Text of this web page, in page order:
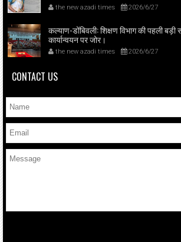
the new azadi times 2026/6/27
कल्याण-डोंबिवली: शिक्षण विभाग की पहली बड़ी
कार्यान्वयन पर जोर।
the new azadi times 2026/6/27
CONTACT US